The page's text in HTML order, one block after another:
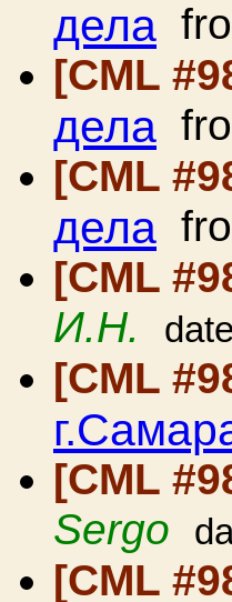
дела
[CML
дела
[CML
дела
[CML
И.Н.
[CML
[CML
Sergo
[CML